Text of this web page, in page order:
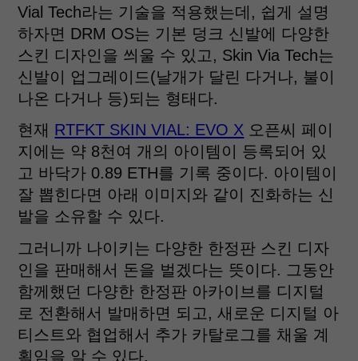
Vial Tech라는 기술을 적용했는데, 쉽게 설명
하자면 DRM OS는 기본 덩크 신발에 다양한
스킨 디자인을 씌울 수 있고, Skin Via Tech는
신발이 업그레이드(날개가 달린 다거나, 불이
나온 다거나 등)되는 형태다.
현재 RTFKT SKIN VIAL: EVO X 오픈씨 페이
지에는 약 8천여 개의 아이템이 등록되어 있
고 바닥가 0.89 ETH를 기록 중이다. 아이템이
잘 뽑힌다면 아래 이미지와 같이 진화하는 신
발을 소유할 수 있다.
그러니까 나이키는 다양한 한정판 스킨 디자
인을 판매해서 돈을 벌겠다는 뜻이다. 그동안
함께했던 다양한 한정판 아카이브를 디지털
로 전환해서 발매하면 되고, 새로운 디지털 아
티스트와 협업해서 추가 카탈로그를 채울 계
획임을 알 수 있다.